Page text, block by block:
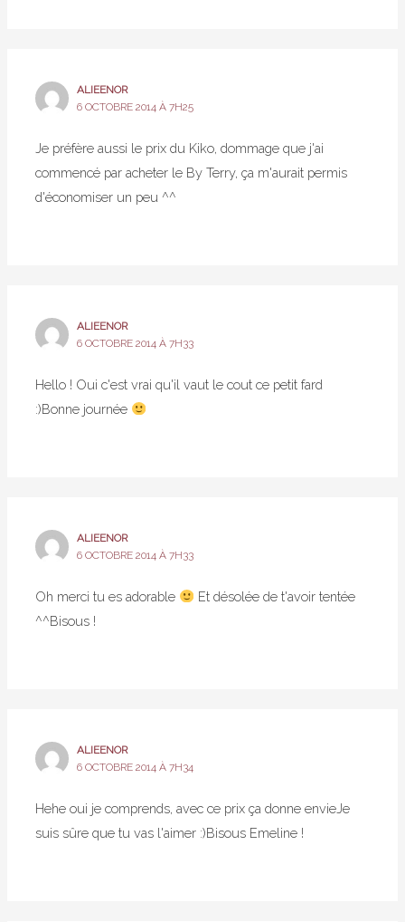
ALIEENOR
6 OCTOBRE 2014 À 7H25
Je préfère aussi le prix du Kiko, dommage que j'ai
commencé par acheter le By Terry, ça m'aurait permis
d'économiser un peu ^^
ALIEENOR
6 OCTOBRE 2014 À 7H33
Hello ! Oui c'est vrai qu'il vaut le cout ce petit fard
:)Bonne journée
ALIEENOR
6 OCTOBRE 2014 À 7H33
Oh merci tu es adorable
Et désolée de t'avoir tentée
^^Bisous !
ALIEENOR
6 OCTOBRE 2014 À 7H34
Hehe oui je comprends, avec ce prix ça donne envieJe
suis sûre que tu vas l'aimer :)Bisous Emeline !